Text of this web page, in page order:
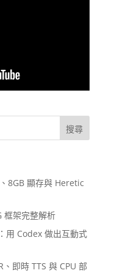
8GB 顯存與 Heretic
框架完整解析
用 Codex 做出互動式
即時 TTS 與 CPU 部